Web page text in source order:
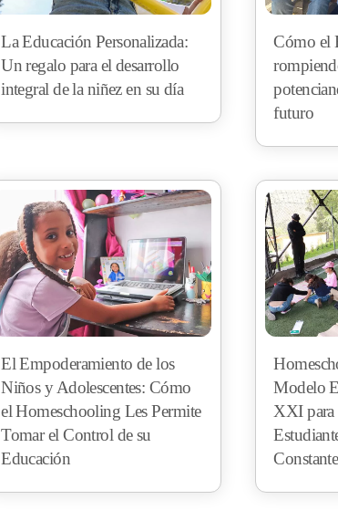
La Educación Personalizada:
Un regalo para el desarrollo
integral de la niñez en su día
Cómo el
futuro
El Empoderamiento de los
Niños y Adolescentes: Cómo
el Homeschooling Les Permite
Tomar el Control de su
Educación
Modelo
XXI para